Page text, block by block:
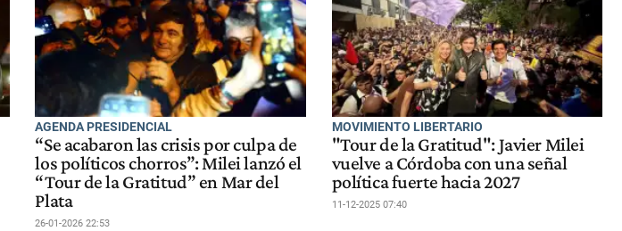
AGENDA PRESIDENCIAL
“Se acabaron las crisis por culpa de
los políticos chorros”: Milei lanzó el
“Tour de la Gratitud” en Mar del
Plata
26-01-2026 22:53
MOVIMIENTO LIBERTARIO
"Tour de la Gratitud": Javier Milei
vuelve a Córdoba con una señal
política fuerte hacia 2027
11-12-2025 07:40